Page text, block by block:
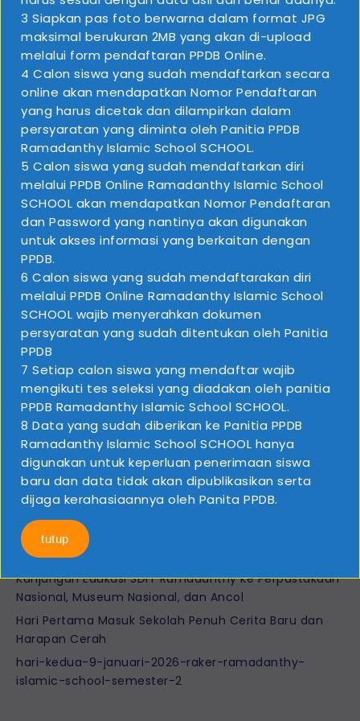
hanya dengan mengakses website PPDB Online
RAMADANTHY ISLAMIC SCHOOL.
Untuk mengisi form PPDB Online, mohon diperhatikan
data yang dibutuhkan untuk dipakai dalam proses
PPDB. Setelah proses pengisian form PPDB secara
online berhasil dilakukan, calon siswa akan mendapat
bukti daftar dengan nomor pendaftaran dan harus
disimpan untuk digunakan dalam proses selanjutnya.
Jl. Vila Nusa Indah Blok T1/8 RT 02 Bojongkulur,
Gunung Putri, Bogor
021-82421411
yayasanramadanthy@gmail.com
TENTANG KAMI
Profil
Kontak
BERITA TERBARU
Kunjungan Edukasi SDIT Ramadanthy ke Perpustakaan
Nasional, Museum Nasional, dan Ancol
Hari Pertama Masuk Sekolah Penuh Cerita Baru dan
Harapan Cerah
hari-kedua-9-januari-2026-raker-ramadanthy-
islamic-school-semester-2
3 Siapkan pas foto berwarna dalam format JPG
maksimal berukuran 2MB yang akan di-upload
melalui form pendaftaran PPDB Online.
4 Calon siswa yang sudah mendaftarkan secara
online akan mendapatkan Nomor Pendaftaran
yang harus dicetak dan dilampirkan dalam
persyaratan yang diminta oleh Panitia PPDB
Ramadanthy Islamic School SCHOOL.
5 Calon siswa yang sudah mendaftarkan diri
melalui PPDB Online Ramadanthy Islamic School
SCHOOL akan mendapatkan Nomor Pendaftaran
dan Password yang nantinya akan digunakan
untuk akses informasi yang berkaitan dengan
PPDB.
6 Calon siswa yang sudah mendaftarakan diri
melalui PPDB Online Ramadanthy Islamic School
SCHOOL wajib menyerahkan dokumen
persyaratan yang sudah ditentukan oleh Panitia
PPDB
7 Setiap calon siswa yang mendaftar wajib
mengikuti tes seleksi yang diadakan oleh panitia
PPDB Ramadanthy Islamic School SCHOOL.
8 Data yang sudah diberikan ke Panitia PPDB
Ramadanthy Islamic School SCHOOL hanya
digunakan untuk keperluan penerimaan siswa
baru dan data tidak akan dipublikasikan serta
dijaga kerahasiaannya oleh Panita PPDB.
tutup